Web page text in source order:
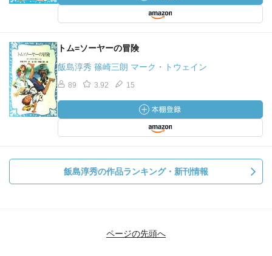
トム=ソーヤーの冒険
飯島淳秀 篠崎三朗 マーク・トウェイン
89 3.92 15
飯島淳秀の作品ランキング・新刊情報
ページの先頭へ